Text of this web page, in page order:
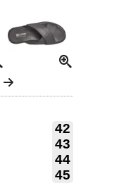
42
43
44
45